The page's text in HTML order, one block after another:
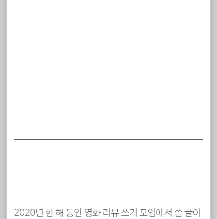
2020년 한 해 동안 영화 리뷰 쓰기 모임에서 쓴 글이